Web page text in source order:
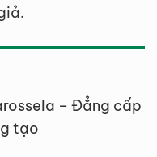
– Đẳng cấp
tạo